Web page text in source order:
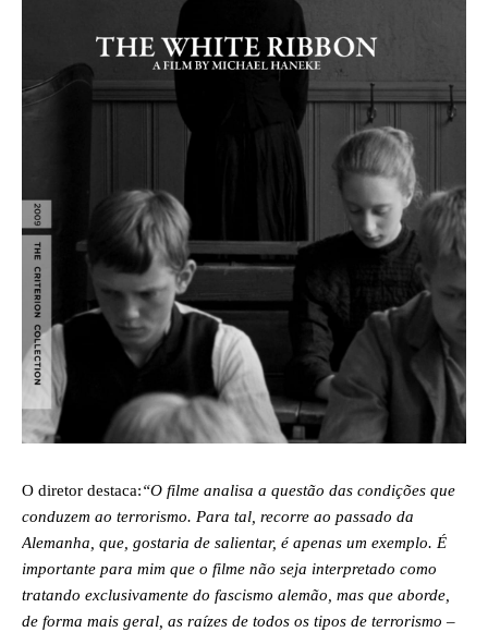
O diretor destaca:“O filme analisa a questão das condições que
conduzem ao terrorismo. Para tal, recorre ao passado da
Alemanha, que, gostaria de salientar, é apenas um exemplo. É
importante para mim que o filme não seja interpretado como
tratando exclusivamente do fascismo alemão, mas que aborde,
de forma mais geral, as raízes de todos os tipos de terrorismo –